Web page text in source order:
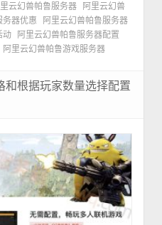
云幻兽帕鲁服务器
阿里云幻兽
务器优惠
阿里云幻兽帕鲁服务器
动
阿里云幻兽帕鲁服务器配置
阿里云幻兽帕鲁游戏服务器
和根据玩家数量选择配置